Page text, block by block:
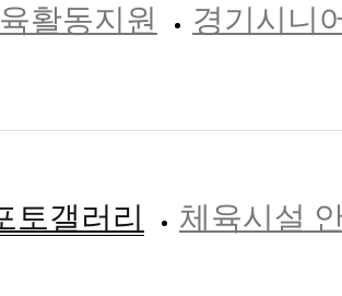
활동지원 경기시니
토갤러리 체육시설